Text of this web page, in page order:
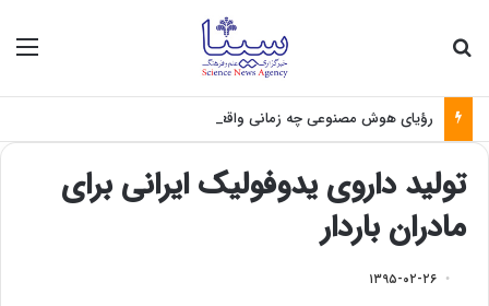
رؤیای هوش مصنوعی چه زمانی واقعی می‌شود؟
تولید داروی یدوفولیک ایرانی برای
مادران باردار
۱۳۹۵-۰۲-۲۶